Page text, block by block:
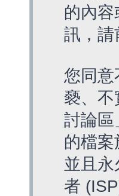
的內
訊，請
您同意
褻、
討論區
的檔
並且
者